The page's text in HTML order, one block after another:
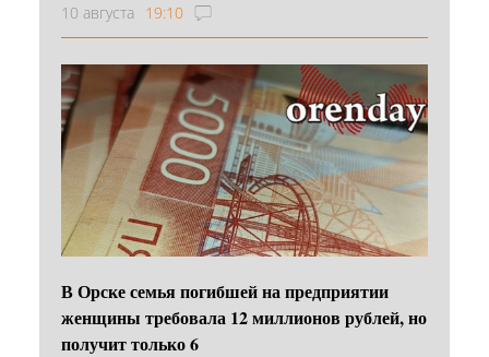
10 августа 19:10
В Орске семья погибшей на предприятии
женщины требовала 12 миллионов рублей, но
получит только 6